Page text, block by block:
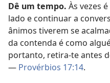
Dê um tempo. Às vezes
lado e continuar a
ânimos tiverem se
da contenda é como
portanto, retira-te antes
— Provérbios 17:14.